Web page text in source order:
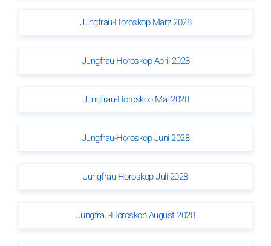
Jungfrau-Horoskop März 2028
Jungfrau-Horoskop April 2028
Jungfrau-Horoskop Mai 2028
Jungfrau-Horoskop Juni 2028
Jungfrau-Horoskop Juli 2028
Jungfrau-Horoskop August 2028